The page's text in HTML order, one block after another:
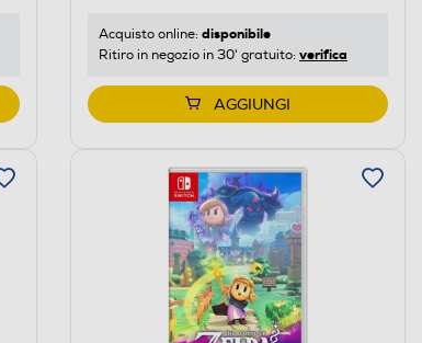
Acquisto online: disponibile
Ritiro in negozio in 30' gratuito: verifica
AGGIUNGI